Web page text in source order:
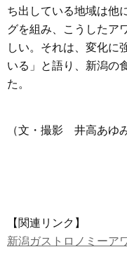
ち出している地域は他
グを組み、こうしたア
しい。それは、変化に
いる」と語り、新潟の
た。
（文・撮影 井高あゆみ
【関連リンク】
新潟ガストロノミーア